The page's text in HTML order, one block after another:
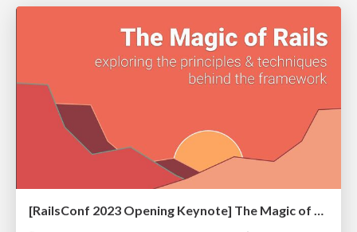
[RailsConf 2023 Opening Keynote] The Magic of Rails